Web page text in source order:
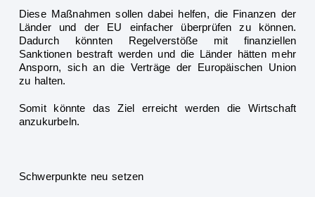
Diese Maßnahmen sollen dabei helfen, die Finanzen der
Länder und der EU einfacher überprüfen zu können.
Dadurch könnten Regelverstöße mit finanziellen
Sanktionen bestraft werden und die Länder hätten mehr
Ansporn, sich an die Verträge der Europäischen Union
zu halten.
Somit könnte das Ziel erreicht werden die Wirtschaft
anzukurbeln.
Schwerpunkte neu setzen